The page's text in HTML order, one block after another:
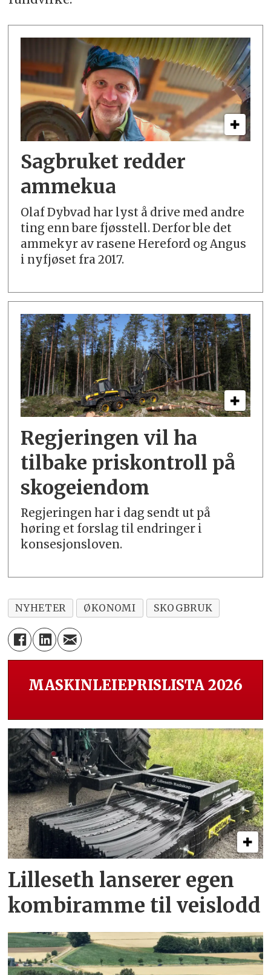
Sagbruket redder
ammekua
Olaf Dybvad har lyst å drive med andre
ting enn bare fjøsstell. Derfor ble det
ammekyr av rasene Hereford og Angus
i nyfjøset fra 2017.
Regjeringen vil ha
tilbake priskontroll på
skogeiendom
Regjeringen har i dag sendt ut på
høring et forslag til endringer i
konsesjonsloven.
NYHETER ØKONOMI SKOGBRUK
MASKINLEIEPRISLISTA 2026
Lilleseth lanserer egen
kombi­ramme til veislodd